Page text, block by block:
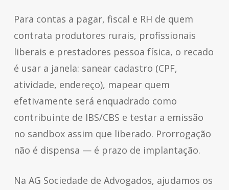
Para contas a pagar, fiscal e RH de quem
contrata produtores rurais, profissionais
liberais e prestadores pessoa física, o recado
é usar a janela: sanear cadastro (CPF,
atividade, endereço), mapear quem
efetivamente será enquadrado como
contribuinte de IBS/CBS e testar a emissão
no sandbox assim que liberado. Prorrogação
não é dispensa — é prazo de implantação.
Na AG Sociedade de Advogados, ajudamos os